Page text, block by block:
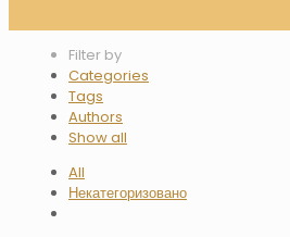
Filter by
Categories
Tags
Authors
Show all
All
Некатегоризовано